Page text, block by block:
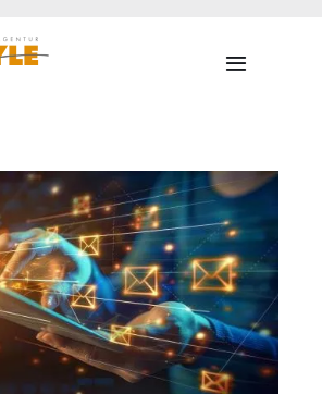
Toggle